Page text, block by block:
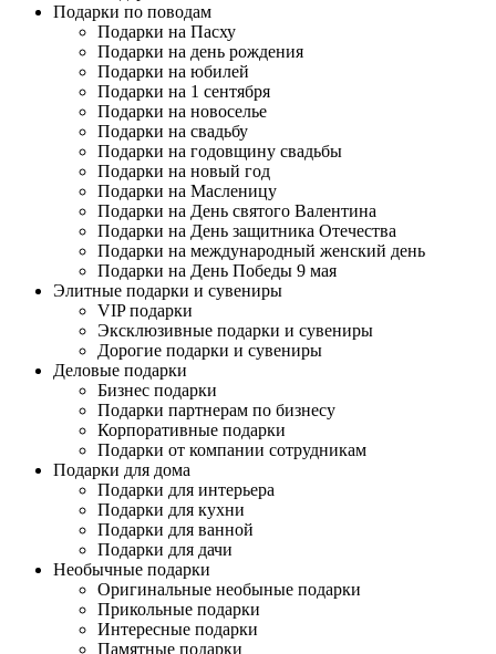
Подарки по поводам
Подарки на Пасху
Подарки на день рождения
Подарки на юбилей
Подарки на 1 сентября
Подарки на новоселье
Подарки на свадьбу
Подарки на годовщину свадьбы
Подарки на новый год
Подарки на Масленицу
Подарки на День святого Валентина
Подарки на День защитника Отечества
Подарки на международный женский день
Подарки на День Победы 9 мая
Элитные подарки и сувениры
VIP подарки
Эксклюзивные подарки и сувениры
Дорогие подарки и сувениры
Деловые подарки
Бизнес подарки
Подарки партнерам по бизнесу
Корпоративные подарки
Подарки от компании сотрудникам
Подарки для дома
Подарки для интерьера
Подарки для кухни
Подарки для ванной
Подарки для дачи
Необычные подарки
Оригинальные необыные подарки
Прикольные подарки
Интересные подарки
Памятные подарки